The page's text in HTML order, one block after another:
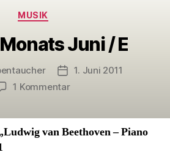
Kategorien
MUSIK
Juni / E
Veröffentlichungsdatum
1. Juni 2011
1 Kommentarzu
Monats
van Beethoven – Piano